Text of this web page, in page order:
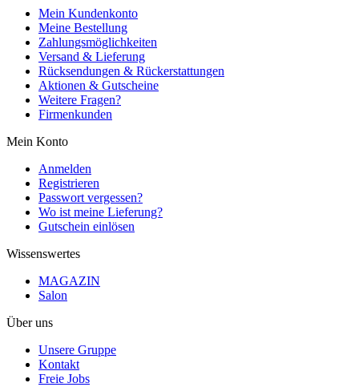
Mein Kundenkonto
Meine Bestellung
Zahlungsmöglichkeiten
Versand & Lieferung
Rücksendungen & Rückerstattungen
Aktionen & Gutscheine
Weitere Fragen?
Firmenkunden
Mein Konto
Anmelden
Registrieren
Passwort vergessen?
Wo ist meine Lieferung?
Gutschein einlösen
Wissenswertes
MAGAZIN
Salon
Über uns
Unsere Gruppe
Kontakt
Freie Jobs